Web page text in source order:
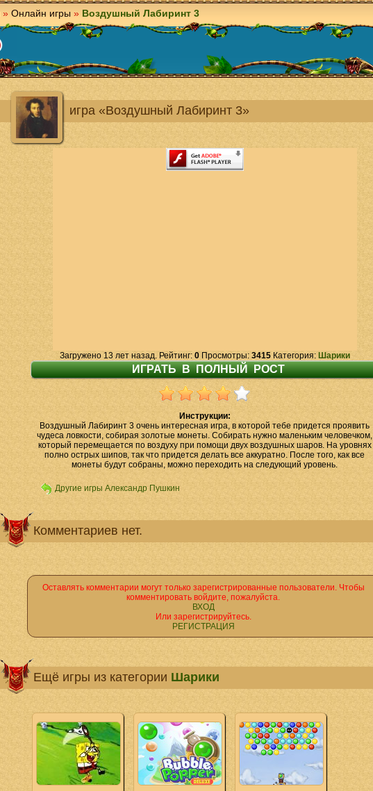
» Онлайн игры » Воздушный Лабиринт 3
игра «Воздушный Лабиринт 3»
Загружено 13 лет назад. Рейтинг: 0Просмотры: 3415Категория: Шарики
Инструкции:
Воздушный Лабиринт 3 очень интересная игра, в которой тебе придется проявить
чудеса ловкости, собирая золотые монеты. Собирать нужно маленьким человечком,
который перемещается по воздуху при помощи двух воздушных шаров. На уровнях
полно острых шипов, так что придется делать все аккуратно. После того, как все
монеты будут собраны, можно переходить на следующий уровень.
Другие игры Александр Пушкин
Комментариев нет.
Оставлять комментарии могут только зарегистрированные пользователи. Чтобы
комментировать войдите, пожалуйста.
ВХОД
Или зарегистрируйтесь.
РЕГИСТРАЦИЯ
Ещё игры из категории Шарики